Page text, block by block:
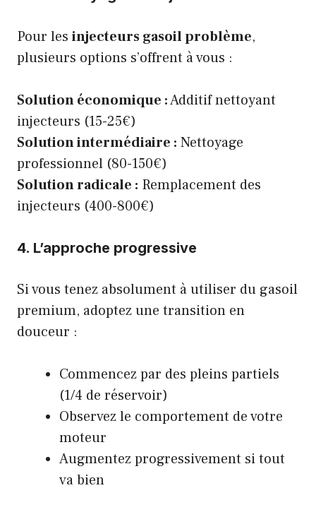
Pour les injecteurs gasoil problème,
plusieurs options s’offrent à vous :
Solution économique :Additif nettoyant
injecteurs (15-25€)
Solution intermédiaire : Nettoyage
professionnel (80-150€)
Solution radicale : Remplacement des
injecteurs (400-800€)
4. L’approche progressive
Si vous tenez absolument à utiliser du gasoil
premium, adoptez une transition en
douceur :
Commencez par des pleins partiels
(1/4 de réservoir)
Observez le comportement de votre
moteur
Augmentez progressivement si tout
va bien